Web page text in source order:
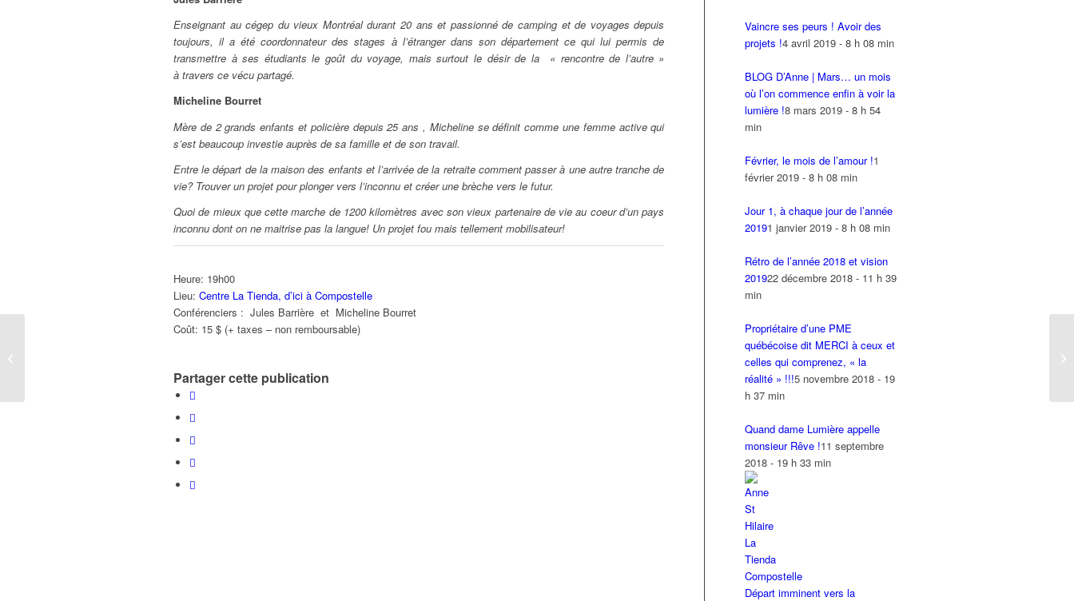
Enseignant au cégep du vieux Montréal durant 20 ans et passionné de camping et de voyages depuis
toujours, il a été coordonnateur des stages à l’étranger dans son département ce qui lui permis de
transmettre à ses étudiants le goût du voyage, mais surtout le désir de la « rencontre de l’autre »
à travers ce vécu partagé.
Micheline Bourret
Mère de 2 grands enfants et policière depuis 25 ans , Micheline se définit comme une femme active qui
s’est beaucoup investie auprès de sa famille et de son travail.
Entre le départ de la maison des enfants et l’arrivée de la retraite comment passer à une autre tranche de
vie? Trouver un projet pour plonger vers l’inconnu et créer une brèche vers le futur.
Quoi de mieux que cette marche de 1200 kilomètres avec son vieux partenaire de vie au coeur d’un pays
inconnu dont on ne maitrise pas la langue! Un projet fou mais tellement mobilisateur!
Heure: 19h00
Lieu: Centre La Tienda, d’ici à Compostelle
Conférenciers : Jules Barrière et Micheline Bourret
Coût: 15 $ (+ taxes – non remboursable)
Partager cette publication
Vaincre ses peurs ! Avoir des
projets !4 avril 2019 - 8 h 08 min
BLOG D’Anne | Mars… un mois
où l’on commence enfin à voir la
lumière !8 mars 2019 - 8 h 54
min
Février, le mois de l’amour !1
février 2019 - 8 h 08 min
Jour 1, à chaque jour de l’année
20191 janvier 2019 - 8 h 08 min
Rétro de l’année 2018 et vision
201922 décembre 2018 - 11 h 39
min
Propriétaire d’une PME
québécoise dit MERCI à ceux et
celles qui comprenez, « la
réalité » !!!5 novembre 2018 - 19
h 37 min
Quand dame Lumière appelle
monsieur Rêve !11 septembre
2018 - 19 h 33 min
Départ imminent vers la